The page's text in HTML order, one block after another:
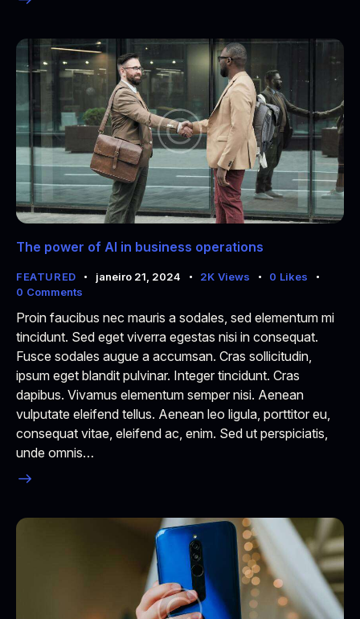
The power of AI in business operations
FEATURED janeiro 21, 2024 2K Views 0 Likes
0 Comments
Proin faucibus nec mauris a sodales, sed elementum mi
tincidunt. Sed eget viverra egestas nisi in consequat.
Fusce sodales augue a accumsan. Cras sollicitudin,
ipsum eget blandit pulvinar. Integer tincidunt. Cras
dapibus. Vivamus elementum semper nisi. Aenean
vulputate eleifend tellus. Aenean leo ligula, porttitor eu,
consequat vitae, eleifend ac, enim. Sed ut perspiciatis,
unde omnis…